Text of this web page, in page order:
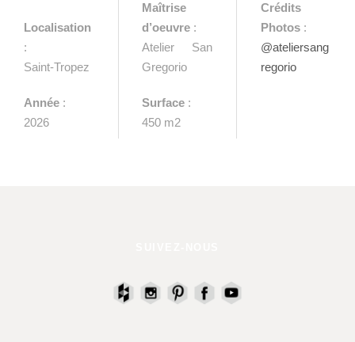
Localisation
:
Saint-Tropez
Année :
2026
Maîtrise
d’oeuvre :
Atelier San
Gregorio
Surface :
450 m2
Crédits
Photos :
@ateliersang
regorio